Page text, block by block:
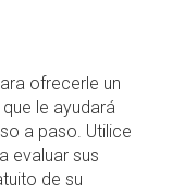
ofrecerle un
le ayudará
a paso. Utilice
evaluar sus
de su